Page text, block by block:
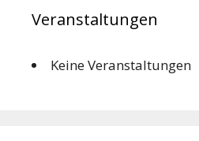
Veranstaltungen
Keine Veranstaltungen